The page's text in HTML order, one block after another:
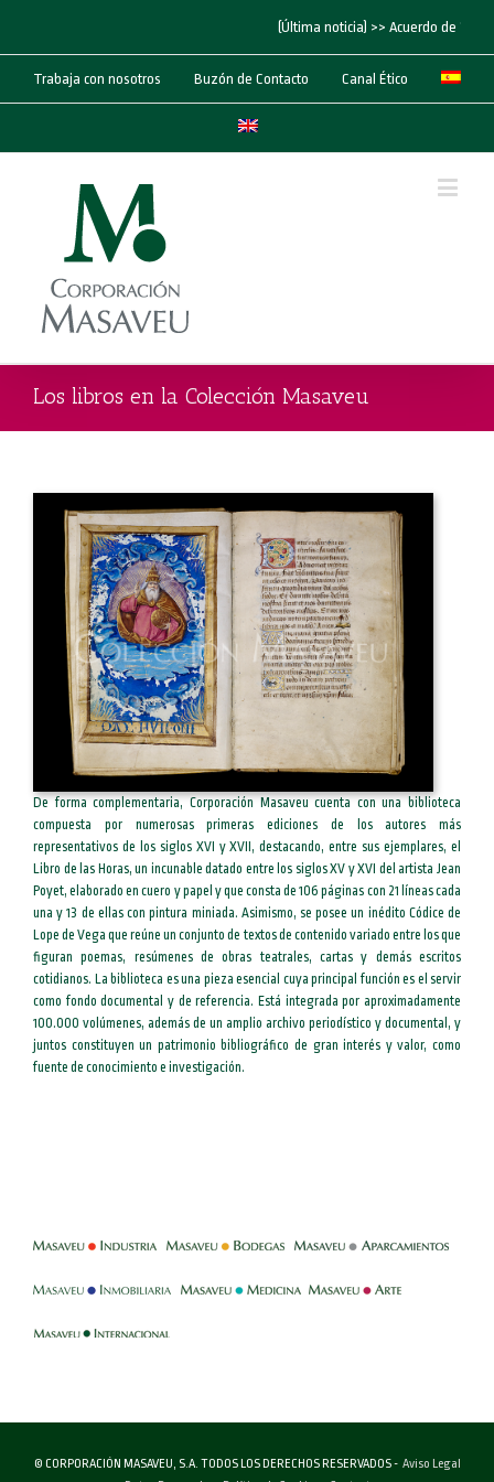
(Última noticia) >> Acuerdo de
Trabaja con nosotros Buzón de Contacto Canal Ético
Los libros en la Colección Masaveu
De forma complementaria, Corporación Masaveu cuenta con una biblioteca
compuesta por numerosas primeras ediciones de los autores más
representativos de los siglos XVI y XVII, destacando, entre sus ejemplares, el
Libro de las Horas, un incunable datado entre los siglos XV y XVI del artista Jean
Poyet, elaborado en cuero y papel y que consta de 106 páginas con 21 líneas cada
una y 13 de ellas con pintura miniada. Asimismo, se posee un inédito Códice de
Lope de Vega que reúne un conjunto de textos de contenido variado entre los que
figuran poemas, resúmenes de obras teatrales, cartas y demás escritos
cotidianos. La biblioteca es una pieza esencial cuya principal función es el servir
como fondo documental y de referencia. Está integrada por aproximadamente
100.000 volúmenes, además de un amplio archivo periodístico y documental, y
juntos constituyen un patrimonio bibliográfico de gran interés y valor, como
fuente de conocimiento e investigación.
© CORPORACIÓN MASAVEU, S.A. TODOS LOS DERECHOS RESERVADOS - Aviso Legal